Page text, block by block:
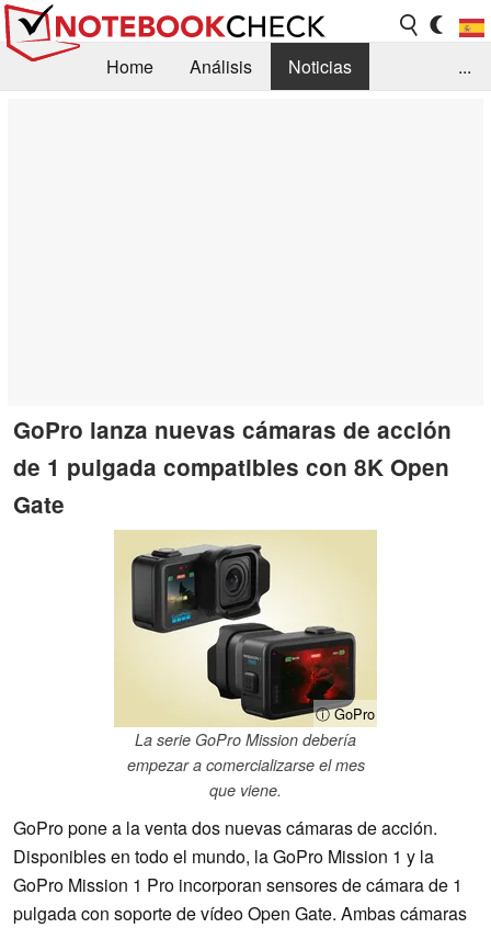
Home Análisis
Noticias
...
GoPro lanza nuevas cámaras de acción
de 1 pulgada compatibles con 8K Open
Gate
ⓘ GoPro
La serie GoPro Mission debería
empezar a comercializarse el mes
que viene.
GoPro pone a la venta dos nuevas cámaras de acción.
Disponibles en todo el mundo, la GoPro Mission 1 y la
GoPro Mission 1 Pro incorporan sensores de cámara de 1
pulgada con soporte de vídeo Open Gate. Ambas cámaras